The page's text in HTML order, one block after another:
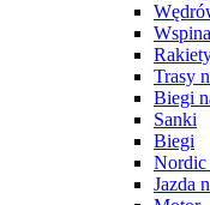
Trasy
Biegi
Sanki
Biegi
Jazda